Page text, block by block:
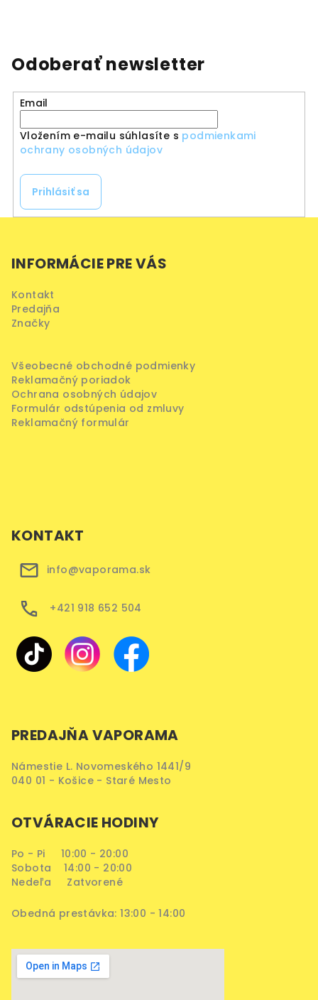
Odoberať newsletter
Email
Vložením e-mailu súhlasíte s podmienkami
ochrany osobných údajov
Prihlásiť sa
INFORMÁCIE PRE VÁS
Kontakt
Predajňa
Značky
Všeobecné obchodné podmienky
Reklamačný poriadok
Ochrana osobných údajov
Formulár odstúpenia od zmluvy
Reklamačný formulár
KONTAKT
info@vaporama.sk
+421 918 652 504
PREDAJŇA VAPORAMA
Námestie L. Novomeského 1441/9
040 01 - Košice - Staré Mesto
OTVÁRACIE HODINY
Po - Pi 10:00 - 20:00
Sobota 14:00 - 20:00
Nedeľa Zatvorené
Obedná prestávka: 13:00 - 14:00